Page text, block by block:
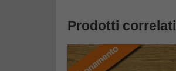
Prodotti correlati